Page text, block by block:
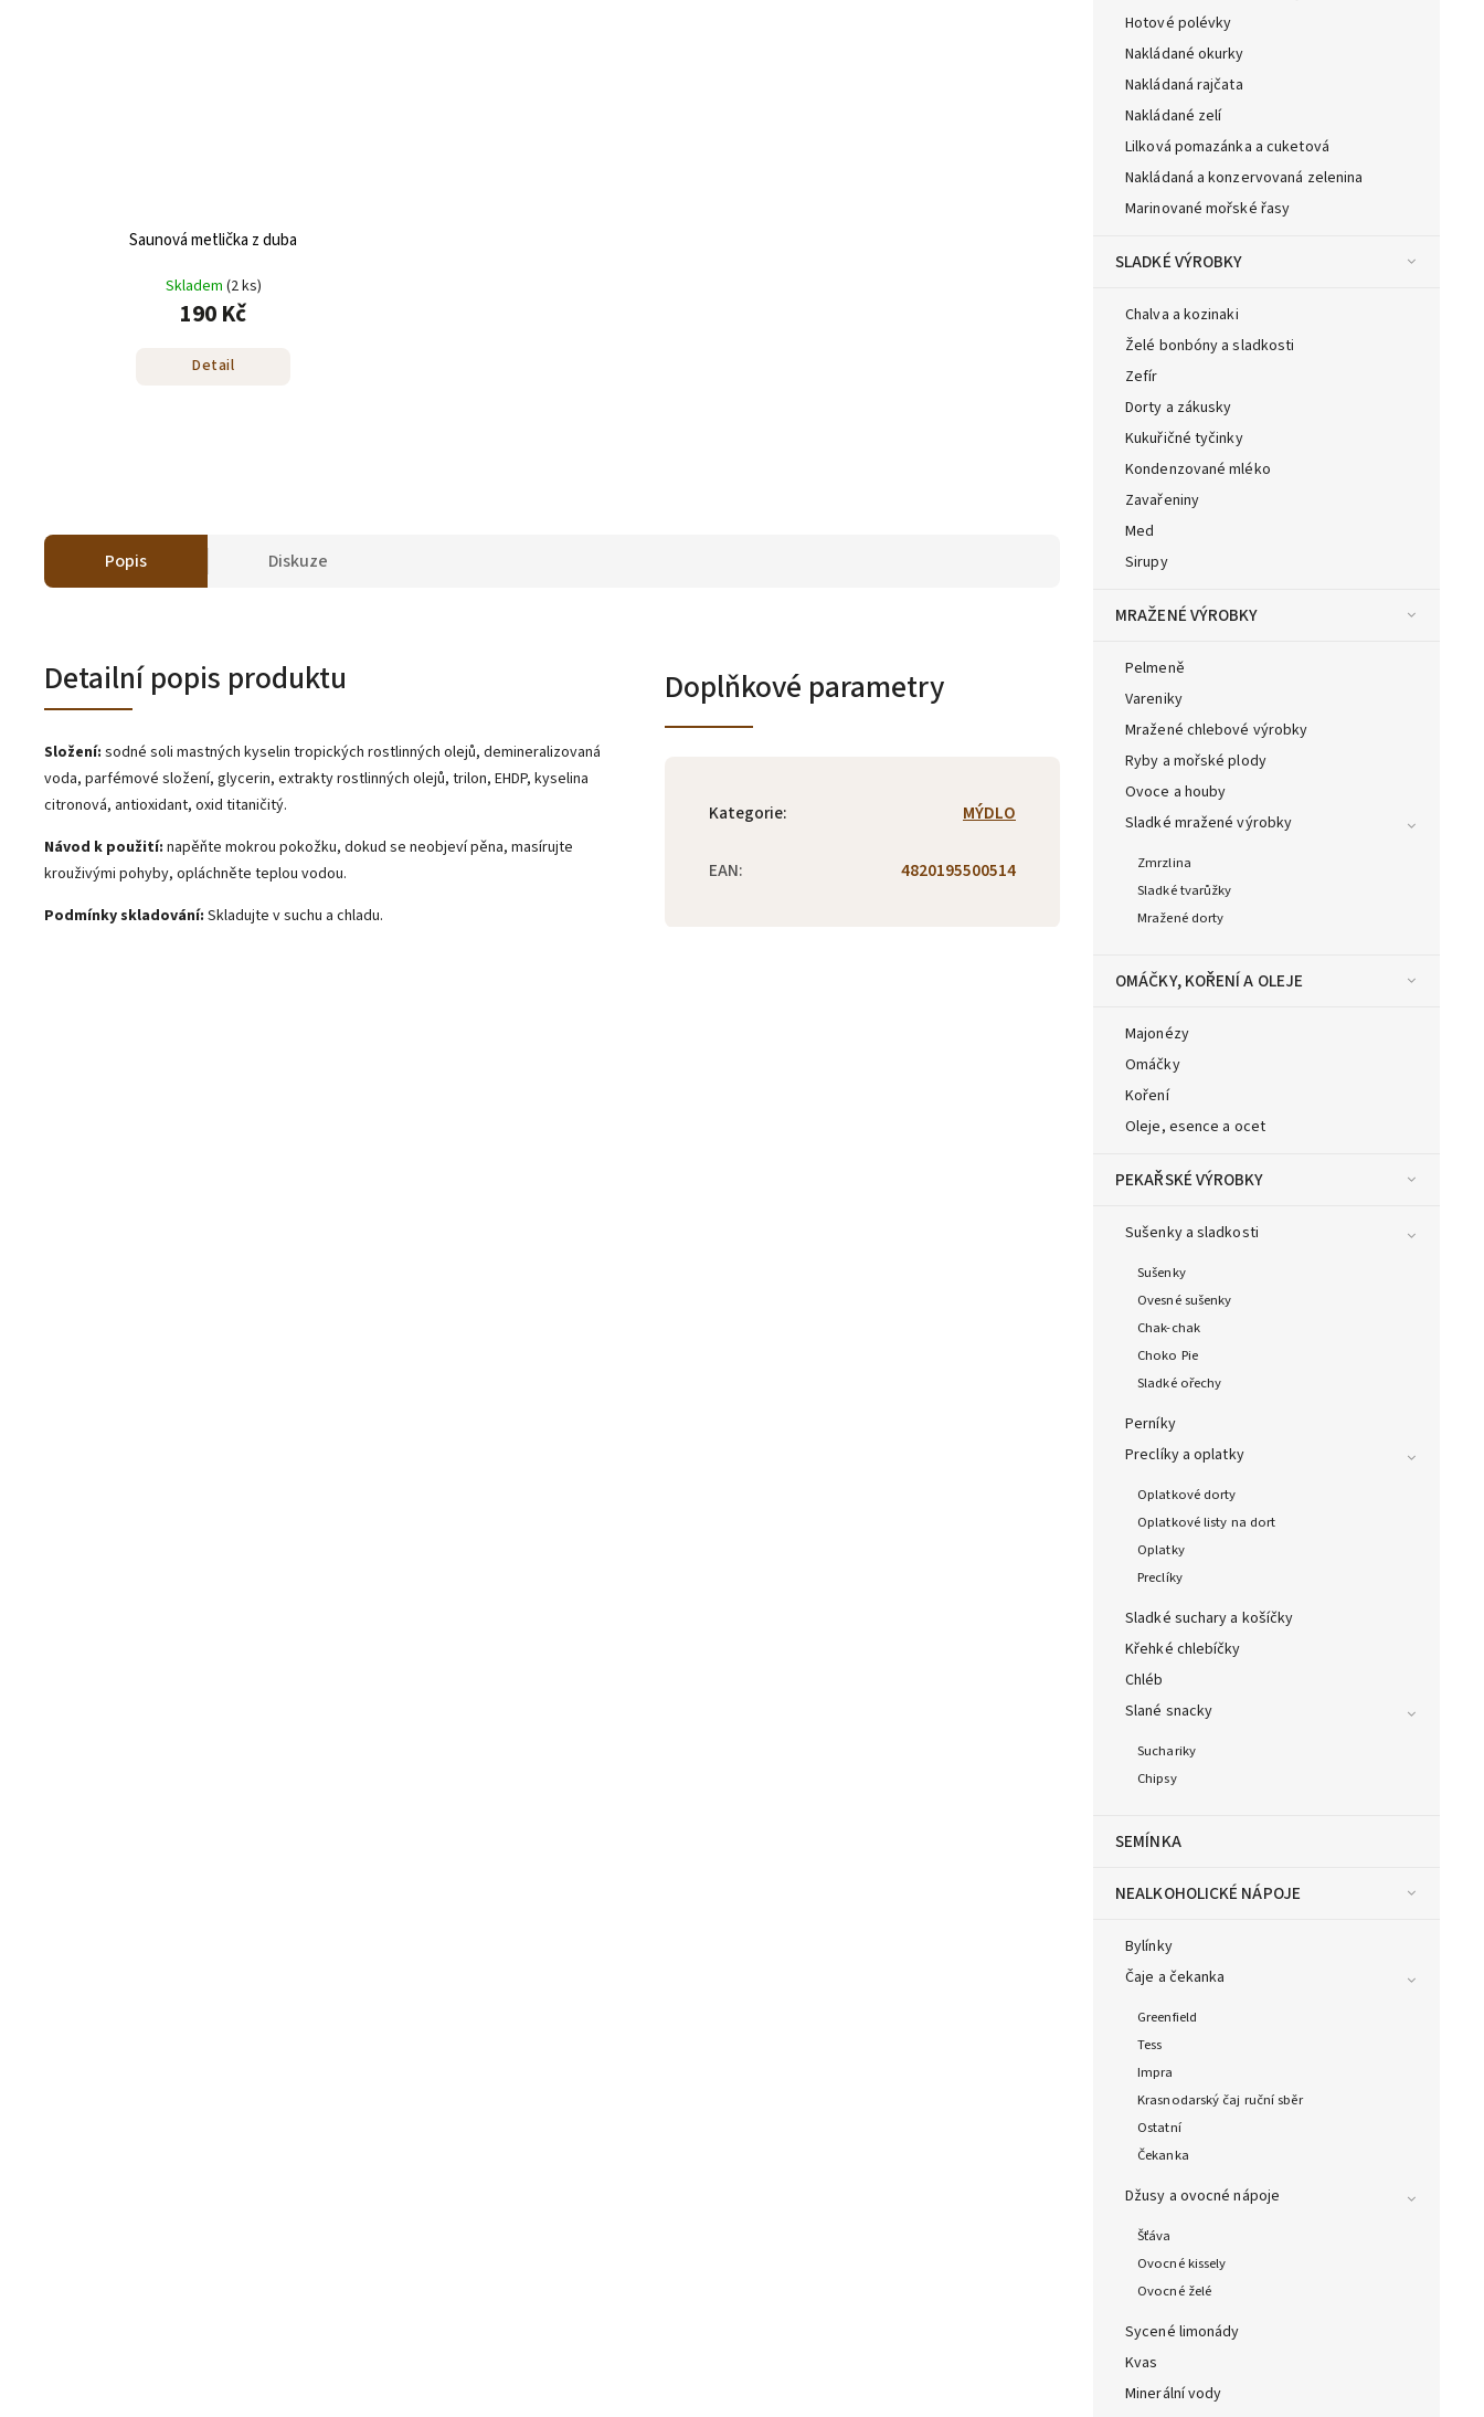
Hotové polévky
Nakládané okurky
Nakládaná rajčata
Nakládané zelí
Lilková pomazánka a cuketová
Nakládaná a konzervovaná zelenina
Marinované mořské řasy
SLADKÉ VÝROBKY
Chalva a kozinaki
Želé bonbóny a sladkosti
Zefír
Dorty a zákusky
Kukuřičné tyčinky
Kondenzované mléko
Zavařeniny
Med
Sirupy
MRAŽENÉ VÝROBKY
Pelmeně
Vareniky
Mražené chlebové výrobky
Ryby a mořské plody
Ovoce a houby
Sladké mražené výrobky
Zmrzlina
Sladké tvarůžky
Mražené dorty
OMÁČKY, KOŘENÍ A OLEJE
Majonézy
Omáčky
Koření
Oleje, esence a ocet
PEKAŘSKÉ VÝROBKY
Sušenky a sladkosti
Sušenky
Ovesné sušenky
Chak-chak
Choko Pie
Sladké ořechy
Perníky
Preclíky a oplatky
Oplatkové dorty
Oplatkové listy na dort
Oplatky
Preclíky
Sladké suchary a košíčky
Křehké chlebíčky
Chléb
Slané snacky
Suchariky
Chipsy
SEMÍNKA
NEALKOHOLICKÉ NÁPOJE
Bylínky
Čaje a čekanka
Greenfield
Tess
Impra
Krasnodarský čaj ruční sběr
Ostatní
Čekanka
Džusy a ovocné nápoje
Šťáva
Ovocné kissely
Ovocné želé
Sycené limonády
Kvas
Minerální vody
Saunová metlička z duba
Skladem (2 ks)
190 Kč
Detail
Popis Diskuze
Detailní popis produktu
Složení: sodné soli mastných kyselin tropických rostlinných olejů, demineralizovaná
voda, parfémové složení, glycerin, extrakty rostlinných olejů, trilon, EHDP, kyselina
citronová, antioxidant, oxid titaničitý.
Návod k použití: napěňte mokrou pokožku, dokud se neobjeví pěna, masírujte
krouživými pohyby, opláchněte teplou vodou.
Podmínky skladování: Skladujte v suchu a chladu.
Doplňkové parametry
Kategorie: MÝDLO
EAN: 4820195500514